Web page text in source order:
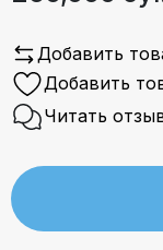
Добавить
Добавить
Читать